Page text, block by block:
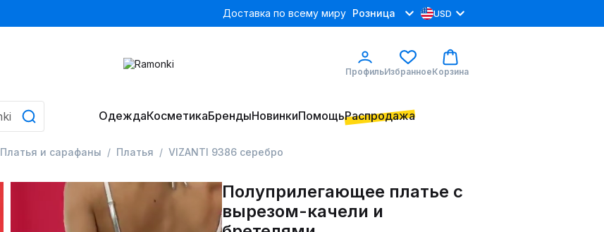
Доставка по всему миру Розница USD
ПрофильИзбранноеКорзина
ОдеждаКосметикаБрендыНовинкиПомощьРаспродажа
Платья и сарафаны Платья VIZANTI 9386 серебро
Полуприлегающее платье с
вырезом-качели и